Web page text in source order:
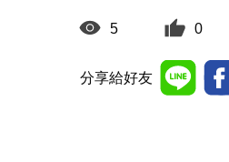
5 0
分享給好友